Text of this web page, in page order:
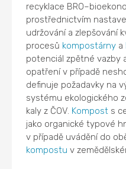
recyklace
prostřednictvím
udržování a zlepšování
procesů kompostárny a
potenciál zpětné vazby
opatření v případě
definuje požadavky na
systému ekologického
kaly z ČOV. Kompost s
jako organické typové
v případě uvádění do
kompostu v